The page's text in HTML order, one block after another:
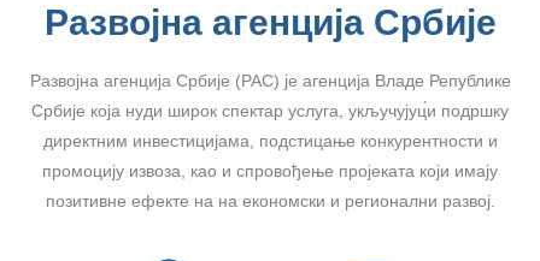
Развојна агенција Србије
Развојна агенција Србије (РАС) је агенција Владе Републике
Србије која нуди широк спектар услуга, укључујуц́и подршку
директним инвестицијама, подстицање конкурентности и
промоцију извоза, као и спровођење пројеката који имају
позитивне ефекте на на економски и регионални развој.